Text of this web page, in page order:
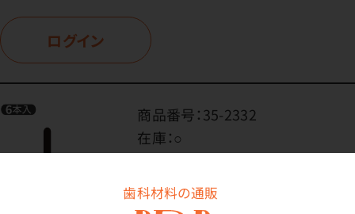
歯科材料の通販
ログイン
商品番号：35-2332
在庫：○
SR70（6本入）